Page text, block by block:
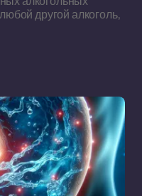
другой алкоголь,